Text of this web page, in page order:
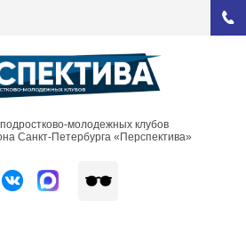
молодежных клубов
Санкт-Петербурга «Перспектива»